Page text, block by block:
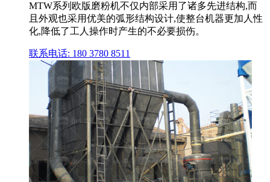
MTW系列欧版磨粉机不仅内部采用了诸多先进结构,而
且外观也采用优美的弧形结构设计,使整台机器更加人性
化,降低了工人操作时产生的不必要损伤。
联系电话: 180 3780 8511